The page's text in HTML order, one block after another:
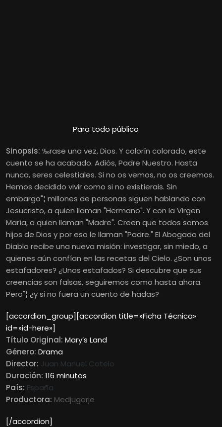
Para todo público
Sinopsis: ‰rase una vez, Dios. Y colorín colorado, este
cuento se ha acabado. Adiós, Padre Nuestro. Hasta
nunca, seres celestiales. Si no os vemos, no os creemos.
Hemos decidido vivir como si no existierais. Sin
embargo"¦ millones de personas siguen hablando con
Jesucristo, a quien llaman "Hermano". Y con la Virgen
María, a quien llaman "Madre". Creen que todos somos
hijos de Dios y por eso le llaman "Padre." El Abogado del
Diablo recibe una nueva misión: investigar, sin miedo, a
quienes aún confían en las recetas del Cielo. ¿Son unos
estafadores? ¿Unos estafados? Si descubre que sus
creencias son falsas, seguiremos como hasta ahora.
Pero"¦ ¿y si no fuera un cuento de hadas?
[accordion_group][accordion title=»Ficha Técnica»
id=»id-here»]
Título Original: Mary’s Land
Género: Drama
Director: Juan Manuel Cotelo
Duración: 116 minutos
País: España
Productora: Medjugorje
[/accordion]